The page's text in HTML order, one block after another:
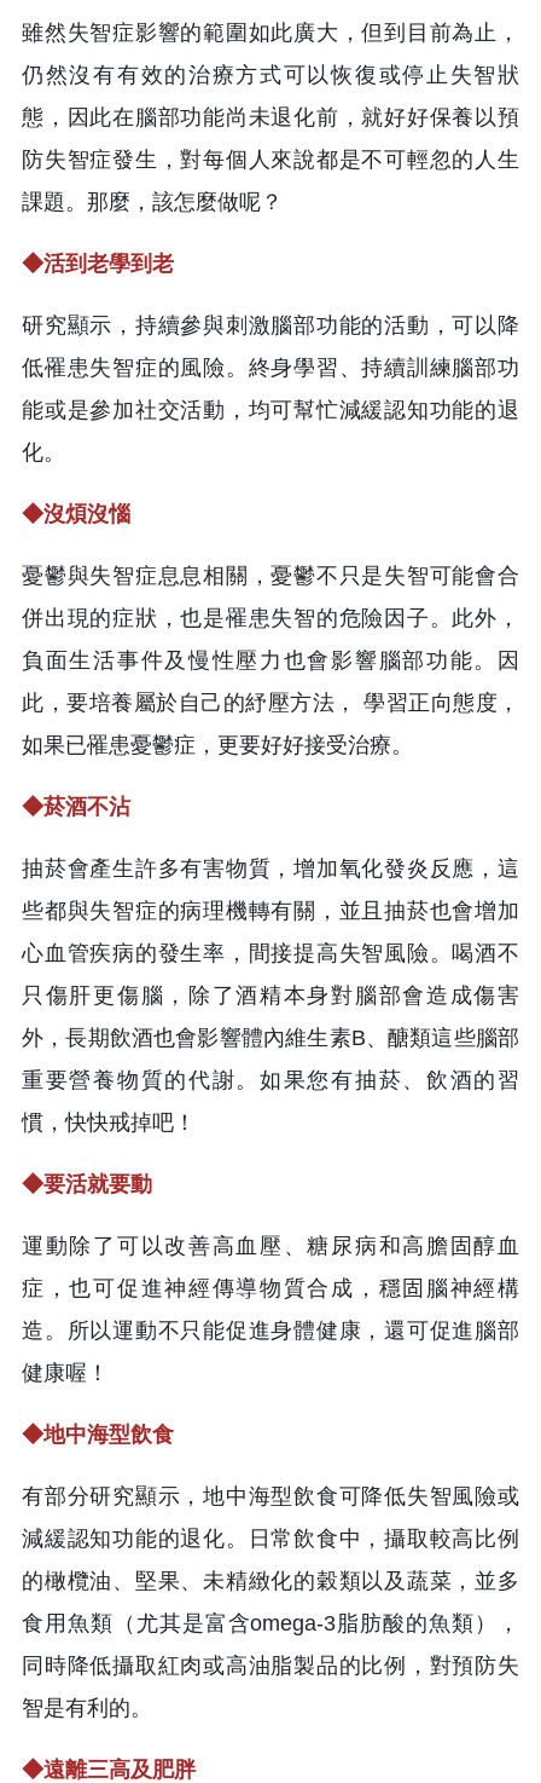
雖然失智症影響的範圍如此廣大，但到目前為止，
仍然沒有有效的治療方式可以恢復或停止失智狀
態，因此在腦部功能尚未退化前，就好好保養以預
防失智症發生，對每個人來說都是不可輕忽的人生
課題。那麼，該怎麼做呢？
◆活到老學到老
研究顯示，持續參與刺激腦部功能的活動，可以降
低罹患失智症的風險。終身學習、持續訓練腦部功
能或是參加社交活動，均可幫忙減緩認知功能的退
化。
◆沒煩沒惱
憂鬱與失智症息息相關，憂鬱不只是失智可能會合
併出現的症狀，也是罹患失智的危險因子。此外，
負面生活事件及慢性壓力也會影響腦部功能。因
此，要培養屬於自己的紓壓方法， 學習正向態度，
如果已罹患憂鬱症，更要好好接受治療。
◆菸酒不沾
抽菸會產生許多有害物質，增加氧化發炎反應，這
些都與失智症的病理機轉有關，並且抽菸也會增加
心血管疾病的發生率，間接提高失智風險。喝酒不
只傷肝更傷腦，除了酒精本身對腦部會造成傷害
外，長期飲酒也會影響體內維生素B、醣類這些腦部
重要營養物質的代謝。如果您有抽菸、飲酒的習
慣，快快戒掉吧！
◆要活就要動
運動除了可以改善高血壓、糖尿病和高膽固醇血
症，也可促進神經傳導物質合成，穩固腦神經構
造。所以運動不只能促進身體健康，還可促進腦部
健康喔！
◆地中海型飲食
有部分研究顯示，地中海型飲食可降低失智風險或
減緩認知功能的退化。日常飲食中，攝取較高比例
的橄欖油、堅果、未精緻化的穀類以及蔬菜，並多
食用魚類（尤其是富含omega-3脂肪酸的魚類），
同時降低攝取紅肉或高油脂製品的比例，對預防失
智是有利的。
◆遠離三高及肥胖